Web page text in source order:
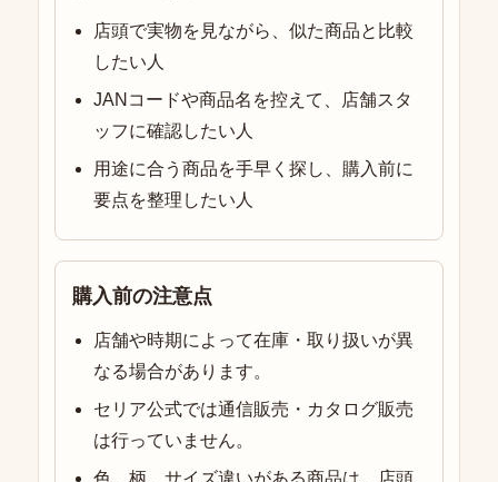
店頭で実物を見ながら、似た商品と比較
したい人
JANコードや商品名を控えて、店舗スタ
ッフに確認したい人
用途に合う商品を手早く探し、購入前に
要点を整理したい人
購入前の注意点
店舗や時期によって在庫・取り扱いが異
なる場合があります。
セリア公式では通信販売・カタログ販売
は行っていません。